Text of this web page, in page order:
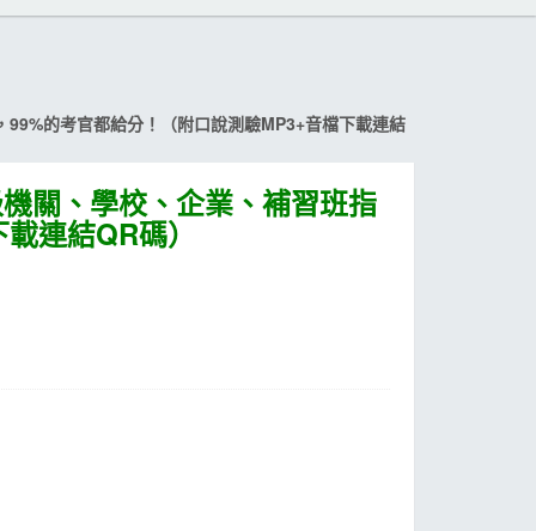
的考官都給分！（附口說測驗MP3+音檔下載連結
關、學校、企業、補習班指
連結QR碼）